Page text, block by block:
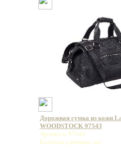
Дорожная сумка из кожи
WOODSTOCK 97543
Артикул: 97543
Базовая единица: шт